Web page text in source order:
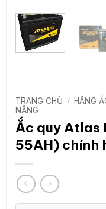
TRANG CHỦ / HÃNG
NẴNG
Ắc quy Atlas
55AH) chính